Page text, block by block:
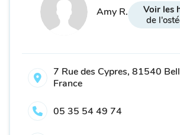
Amy R.
Voir les
de
7 Rue des Cypres, 81540
France
05 35 54 49 74